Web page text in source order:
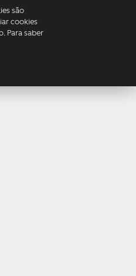
são
cookies
Para saber